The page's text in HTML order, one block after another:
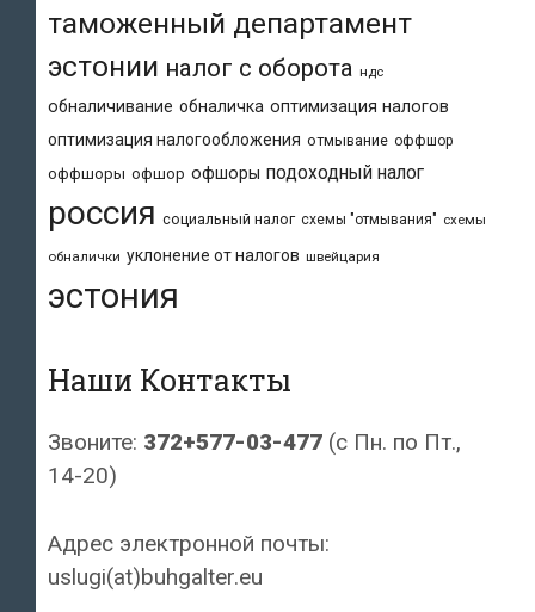
таможенный департамент
эстонии налог с оборота ндс
обналичивание обналичка оптимизация налогов
оптимизация налогообложения отмывание оффшор
оффшоры офшор офшоры подоходный налог
россия социальный налог схемы "отмывания" схемы
обналички уклонение от налогов швейцария
эстония
Наши Контакты
Звоните: 372+577-03-477 (с Пн. по Пт.,
14-20)
Адрес электронной почты:
uslugi(at)buhgalter.eu